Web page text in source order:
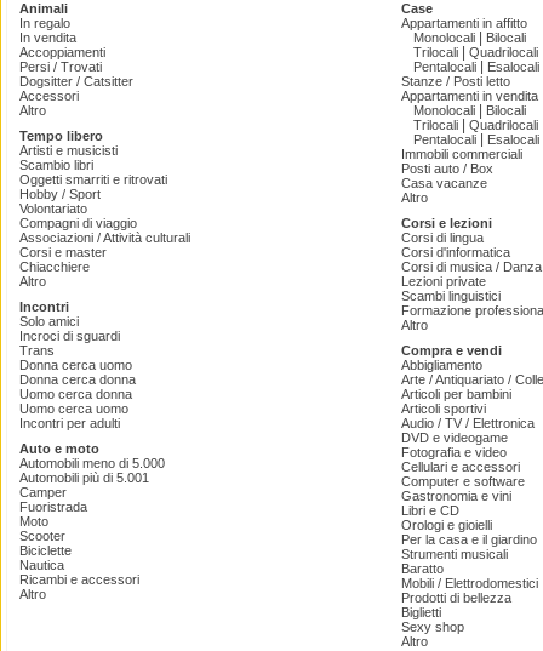
Animali
In regalo
In vendita
Accoppiamenti
Persi / Trovati
Dogsitter / Catsitter
Accessori
Altro
Tempo libero
Artisti e musicisti
Scambio libri
Oggetti smarriti e ritrovati
Hobby / Sport
Volontariato
Compagni di viaggio
Associazioni / Attività culturali
Corsi e master
Chiacchiere
Altro
Incontri
Solo amici
Incroci di sguardi
Trans
Donna cerca uomo
Donna cerca donna
Uomo cerca donna
Uomo cerca uomo
Incontri per adulti
Auto e moto
Automobili meno di 5.000
Automobili più di 5.001
Camper
Fuoristrada
Moto
Scooter
Biciclette
Nautica
Ricambi e accessori
Altro
Case
Appartamenti in affitto
Monolocali
Bilocali
Trilocali
Quadrilocali
Pentalocali
Esalocali
Stanze / Posti letto
Appartamenti in vendita
Monolocali
Bilocali
Trilocali
Quadrilocali
Pentalocali
Esalocali
Immobili commerciali
Posti auto / Box
Casa vacanze
Altro
Corsi e lezioni
Corsi di lingua
Corsi d'informatica
Corsi di musica /
Lezioni private
Scambi linguistici
Formazione
Altro
Compra e vendi
Abbigliamento
Arte / Antiquariato /
Articoli per bambini
Articoli sportivi
Audio / TV / Elettronica
DVD e videogame
Fotografia e video
Cellulari e accessori
Computer e software
Gastronomia e vini
Libri e CD
Orologi e gioielli
Per la casa e il giardino
Strumenti musicali
Baratto
Mobili / Elettrodomestici
Prodotti di bellezza
Biglietti
Sexy shop
Altro